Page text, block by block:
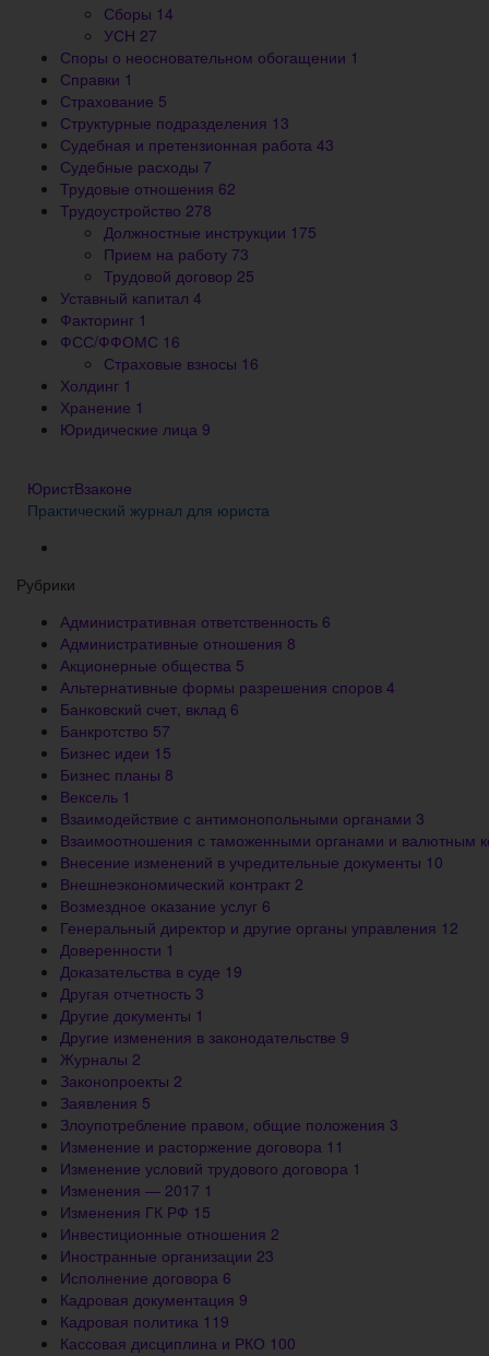
Сборы 14
УСН 27
Споры о неосновательном обогащении 1
Справки 1
Страхование 5
Структурные подразделения 13
Судебная и претензионная работа 43
Судебные расходы 7
Трудовые отношения 62
Трудоустройство 278
Должностные инструкции 175
Прием на работу 73
Трудовой договор 25
Уставный капитал 4
Факторинг 1
ФСС/ФФОМС 16
Страховые взносы 16
Холдинг 1
Хранение 1
Юридические лица 9
ЮристВзаконе
Практический журнал для юриста
Рубрики
Административная ответственность 6
Административные отношения 8
Акционерные общества 5
Альтернативные формы разрешения споров 4
Банковский счет, вклад 6
Банкротство 57
Бизнес идеи 15
Бизнес планы 8
Вексель 1
Взаимодействие с антимонопольными органами 3
Взаимоотношения с таможенными органами и валютным
Внесение изменений в учредительные документы 10
Внешнеэкономический контракт 2
Возмездное оказание услуг 6
Генеральный директор и другие органы управления 12
Доверенности 1
Доказательства в суде 19
Другая отчетность 3
Другие документы 1
Другие изменения в законодательстве 9
Журналы 2
Законопроекты 2
Заявления 5
Злоупотребление правом, общие положения 3
Изменение и расторжение договора 11
Изменение условий трудового договора 1
Изменения — 2017 1
Изменения ГК РФ 15
Инвестиционные отношения 2
Иностранные организации 23
Исполнение договора 6
Кадровая документация 9
Кадровая политика 119
Кассовая дисциплина и РКО 100